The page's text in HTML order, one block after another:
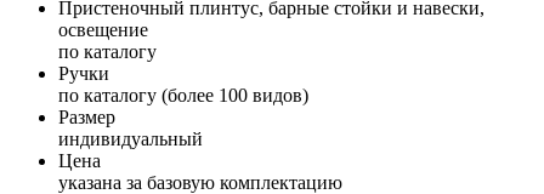
Пристеночный плинтус, барные стойки и навески,
освещение
по каталогу
Ручки
по каталогу (более 100 видов)
Размер
индивидуальный
Цена
указана за базовую комплектацию